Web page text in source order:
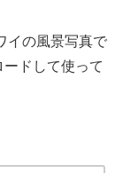
イの風景写真で
ドして使って